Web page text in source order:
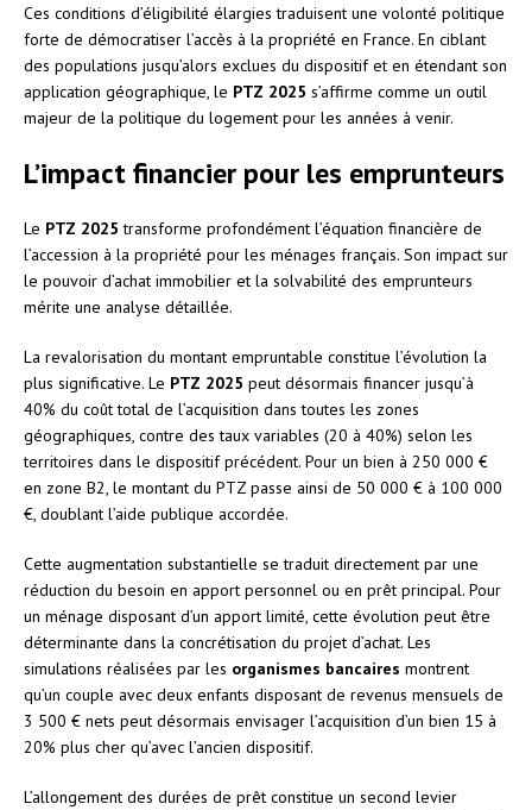
Ces conditions d’éligibilité élargies traduisent une volonté politique
forte de démocratiser l’accès à la propriété en France. En ciblant
des populations jusqu’alors exclues du dispositif et en étendant son
application géographique, le PTZ 2025 s’affirme comme un outil
majeur de la politique du logement pour les années à venir.
L’impact financier pour les emprunteurs
Le PTZ 2025 transforme profondément l’équation financière de
l’accession à la propriété pour les ménages français. Son impact sur
le pouvoir d’achat immobilier et la solvabilité des emprunteurs
mérite une analyse détaillée.
La revalorisation du montant empruntable constitue l’évolution la
plus significative. Le PTZ 2025 peut désormais financer jusqu’à
40% du coût total de l’acquisition dans toutes les zones
géographiques, contre des taux variables (20 à 40%) selon les
territoires dans le dispositif précédent. Pour un bien à 250 000 €
en zone B2, le montant du PTZ passe ainsi de 50 000 € à 100 000
€, doublant l’aide publique accordée.
Cette augmentation substantielle se traduit directement par une
réduction du besoin en apport personnel ou en prêt principal. Pour
un ménage disposant d’un apport limité, cette évolution peut être
déterminante dans la concrétisation du projet d’achat. Les
simulations réalisées par les organismes bancaires montrent
qu’un couple avec deux enfants disposant de revenus mensuels de
3 500 € nets peut désormais envisager l’acquisition d’un bien 15 à
20% plus cher qu’avec l’ancien dispositif.
L’allongement des durées de prêt constitue un second levier